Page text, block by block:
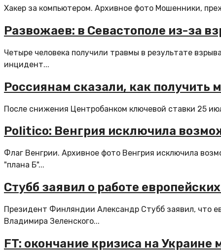
Хакер за компьютером. Архивное фото Мошенники,
Развожаев: в Севастополе из-за
Четыре человека получили травмы в результате
инцидент...
Россиянам сказали, как получить
После снижения Центробанком ключевой ставки 25
Politico: Венгрия исключила
Флаг Венгрии. Архивное фото Венгрия исключила
"плана Б"...
Стубб заявил о работе
Президент Финляндии Александр Стубб заявил, что
Владимира Зеленского...
FT: окончание кризиса на